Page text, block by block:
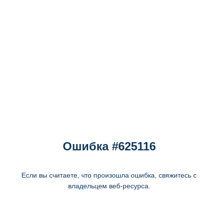
Ошибка #625116
Если вы считаете, что произошла ошибка, свяжитесь с
владельцем веб-ресурса.